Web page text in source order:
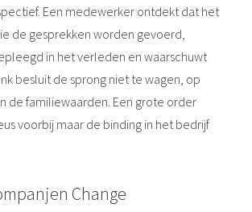
Een medewerker ontdekt dat het
de gesprekken worden gevoerd,
in het verleden en waarschuwt
besluit de sprong niet te wagen, op
de familiewaarden. Een grote order
voorbij maar de binding in het bedrijf
Change